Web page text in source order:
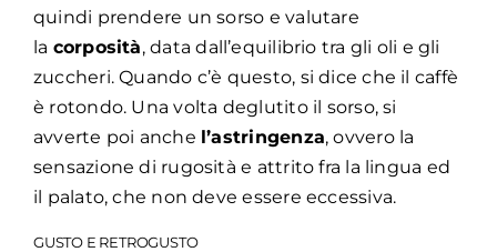
quindi prendere un sorso e valutare
la corposità, data dall’equilibrio tra gli oli e gli
zuccheri. Quando c’è questo, si dice che il caffè
è rotondo. Una volta deglutito il sorso, si
avverte poi anche l’astringenza, ovvero la
sensazione di rugosità e attrito fra la lingua ed
il palato, che non deve essere eccessiva.
GUSTO E RETROGUSTO